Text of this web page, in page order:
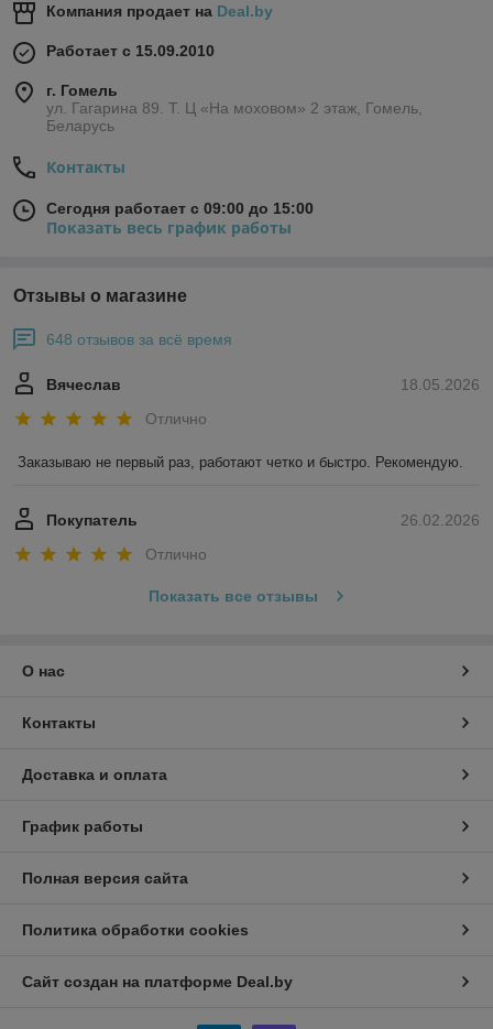
Компания продает на Deal.by
Работает с 15.09.2010
г. Гомель
ул. Гагарина 89. Т. Ц «На моховом» 2 этаж, Гомель,
Беларусь
Контакты
Сегодня работает с 09:00 до 15:00
Показать весь график работы
Отзывы о магазине
648 отзывов за всё время
18.05.2026
Вячеслав
Отлично
Заказываю не первый раз, работают четко и быстро. Рекомендую.
26.02.2026
Покупатель
Отлично
Показать все отзывы
О нас
Контакты
Доставка и оплата
График работы
Полная версия сайта
Политика обработки cookies
Сайт создан на платформе Deal.by